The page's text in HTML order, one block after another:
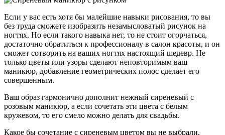
Если у вас есть хотя бы малейшие навыки рисования, то вы
без труда сможете изобразить незамысловатый рисунок на
ногтях. Но если такого навыка нет, то не стоит огорчаться,
достаточно обратиться к профессионалу в салон красоты, и он
сможет сотворить на ваших ногтях настоящий шедевр. Не
только цветы или узоры сделают неповторимым ваш
маникюр, добавление геометрических полос сделает его
совершенным.
Ваш образ гармонично дополнит нежный сиреневый с
розовым маникюр, а если сочетать эти цвета с белым
кружевом, то его смело можно делать для свадьбы.
Какое бы сочетание с сиреневым цветом вы не выбрали,